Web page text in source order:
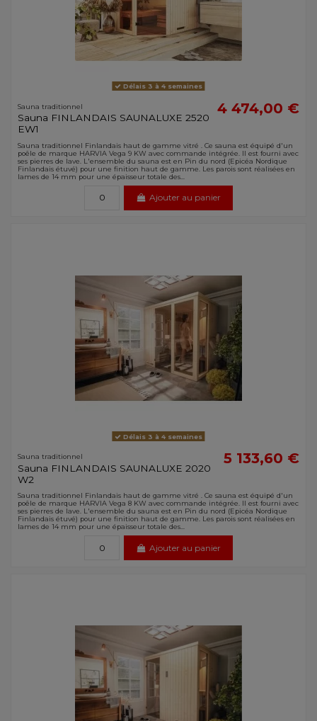
Délais 3 à 4 semaines
Sauna traditionnel
Sauna FINLANDAIS SAUNALUXE 2520
EW1
4 474,00 €
Sauna traditionnel Finlandais haut de gamme vitré . Ce sauna est équipé d'un
poêle de marque HARVIA Vega 9 KW avec commande intégrée. Il est fourni avec
ses pierres de lave. L'ensemble du sauna est en Pin du nord (Epicéa Nordique
Finlandais étuvé) pour une finition haut de gamme. Les parois sont réalisées en
lames de 14 mm pour une épaisseur totale des...
Ajouter au panier
Délais 3 à 4 semaines
Sauna traditionnel
Sauna FINLANDAIS SAUNALUXE 2020
W2
5 133,60 €
Sauna traditionnel Finlandais haut de gamme vitré . Ce sauna est équipé d'un
poêle de marque HARVIA Vega 8 KW avec commande intégrée. Il est fourni avec
ses pierres de lave. L'ensemble du sauna est en Pin du nord (Epicéa Nordique
Finlandais étuvé) pour une finition haut de gamme. Les parois sont réalisées en
lames de 14 mm pour une épaisseur totale des...
Ajouter au panier